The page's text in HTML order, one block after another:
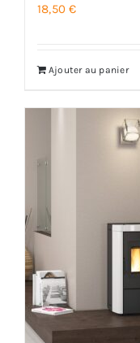
18,50€
Ajouter au panier